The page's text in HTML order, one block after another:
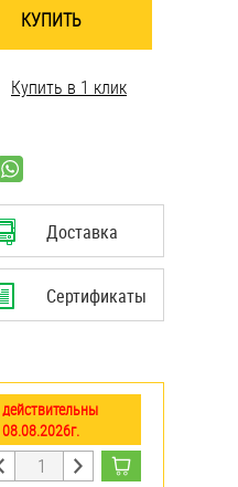
КУПИТЬ
Купить в 1 клик
Доставка
Сертификаты